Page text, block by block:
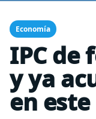
Economía
IPC de
y ya
en